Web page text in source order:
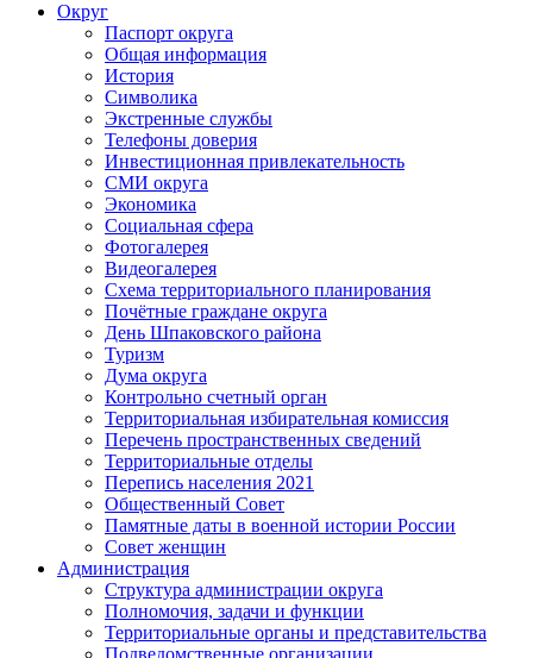
Округ
Паспорт округа
Общая информация
История
Символика
Экстренные службы
Телефоны доверия
Инвестиционная привлекательность
СМИ округа
Экономика
Социальная сфера
Фотогалерея
Видеогалерея
Схема территориального планирования
Почётные граждане округа
День Шпаковского района
Туризм
Дума округа
Контрольно счетный орган
Территориальная избирательная комиссия
Перечень пространственных сведений
Территориальные отделы
Перепись населения 2021
Общественный Совет
Памятные даты в военной истории России
Совет женщин
Администрация
Структура администрации округа
Полномочия, задачи и функции
Территориальные органы и представительства